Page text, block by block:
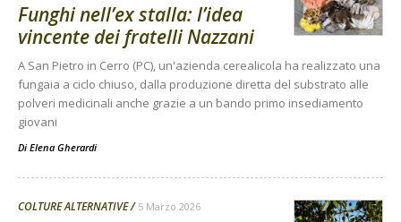
Funghi nell’ex stalla: l’idea
vincente dei fratelli Nazzani
A San Pietro in Cerro (PC), un'azienda cerealicola ha realizzato una
fungaia a ciclo chiuso, dalla produzione diretta del substrato alle
polveri medicinali anche grazie a un bando primo insediamento
giovani
Di Elena Gherardi
COLTURE ALTERNATIVE 5 Marzo 2026